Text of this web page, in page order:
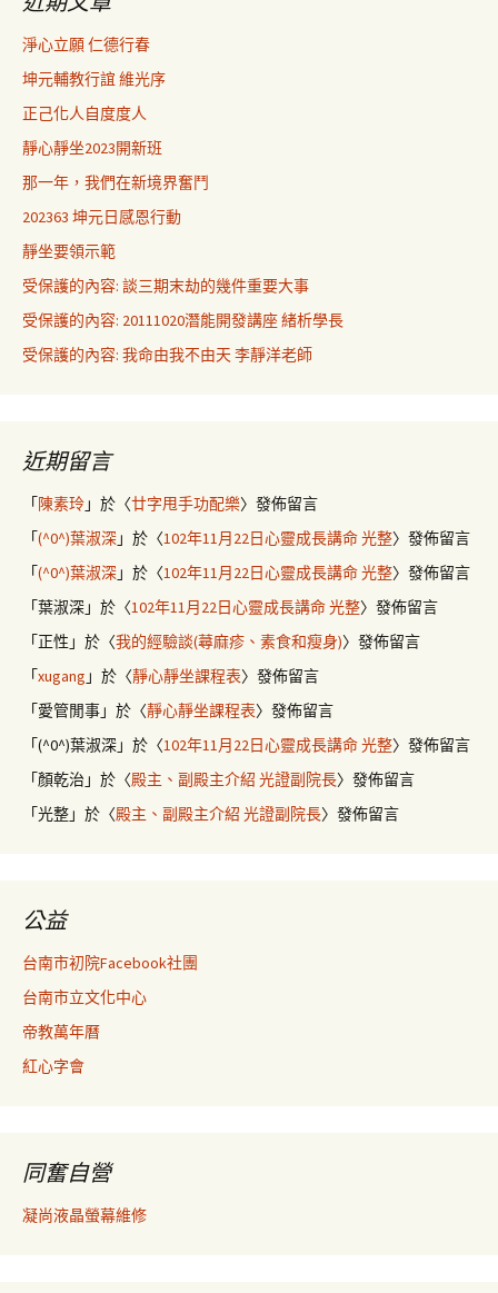
淨心立願 仁德行春
坤元輔教行誼 維光序
正己化人自度度人
靜心靜坐2023開新班
那一年，我們在新境界奮鬥
202363 坤元日感恩行動
靜坐要領示範
受保護的內容: 談三期末劫的幾件重要大事
受保護的內容: 20111020潛能開發講座 緒析學長
受保護的內容: 我命由我不由天 李靜洋老師
近期留言
「陳素玲」於〈廿字甩手功配樂〉發佈留言
「(^0^)葉淑深」於〈102年11月22日心靈成長講命 光整〉發佈留言
「(^0^)葉淑深」於〈102年11月22日心靈成長講命 光整〉發佈留言
「葉淑深」於〈102年11月22日心靈成長講命 光整〉發佈留言
「正性 」於〈我的經驗談(蕁麻疹、素食和瘦身)〉發佈留言
「xugang 」於〈靜心靜坐課程表〉發佈留言
「愛管閒事」於〈靜心靜坐課程表〉發佈留言
「(^0^)葉淑深」於〈102年11月22日心靈成長講命 光整〉發佈留言
「顏乾治 」於〈殿主、副殿主介紹 光證副院長〉發佈留言
「光整」於〈殿主、副殿主介紹 光證副院長〉發佈留言
公益
台南市初院Facebook社團
台南市立文化中心
帝教萬年曆
紅心字會
同奮自營
凝尚液晶螢幕維修